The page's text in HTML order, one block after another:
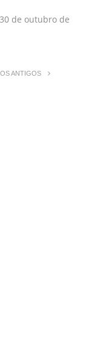
30 de outubro de
ANTIGOS